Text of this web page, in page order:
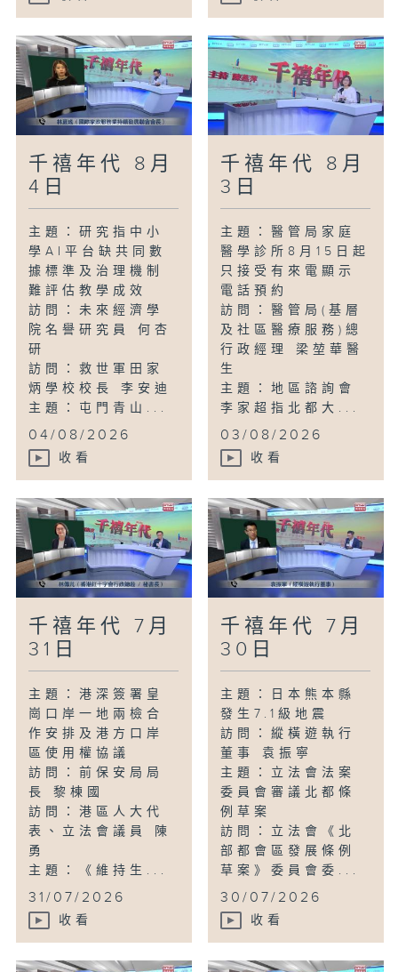
千禧年代 8月
4日
主題：研究指中小
學AI平台缺共同數
據標準及治理機制
難評估教學成效
訪問：未來經濟學
院名譽研究員 何杏
研
訪問：救世軍田家
炳學校校長 李安迪
主題：屯門青山...
04/08/2026
收看
千禧年代 8月
3日
主題：醫管局家庭
醫學診所8月15日起
只接受有來電顯示
電話預約
訪問：醫管局(基層
及社區醫療服務)總
行政經理 梁堃華醫
生
主題：地區諮詢會
李家超指北都大...
03/08/2026
收看
千禧年代 7月
31日
主題：港深簽署皇
崗口岸一地兩檢合
作安排及港方口岸
區使用權協議
訪問：前保安局局
長 黎棟國
訪問：港區人大代
表、立法會議員 陳
勇
主題：《維持生...
31/07/2026
收看
千禧年代 7月
30日
主題：日本熊本縣
發生7.1級地震
訪問：縱橫遊執行
董事 袁振寧
主題：立法會法案
委員會審議北都條
例草案
訪問：立法會《北
部都會區發展條例
草案》委員會委...
30/07/2026
收看